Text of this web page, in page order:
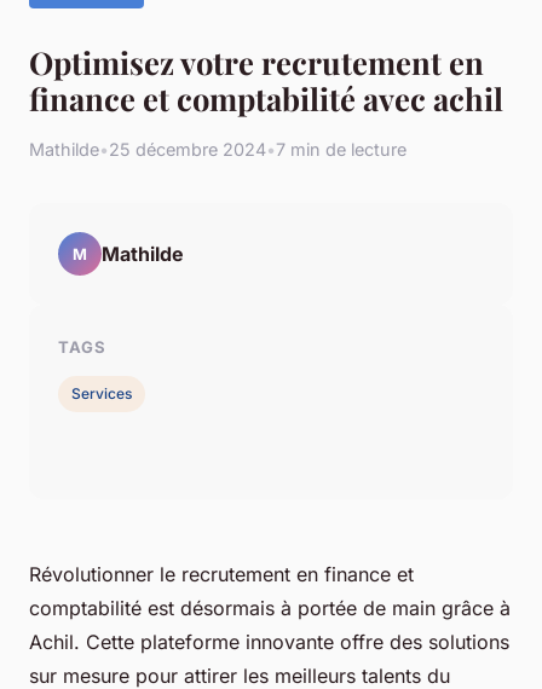
Optimisez votre recrutement en
finance et comptabilité avec achil
Mathilde•25 décembre 2024•7 min de lecture
Révolutionner le recrutement en finance et
comptabilité est désormais à portée de main grâce à
Achil. Cette plateforme innovante offre des solutions
sur mesure pour attirer les meilleurs talents du
M Mathilde
TAGS
Services